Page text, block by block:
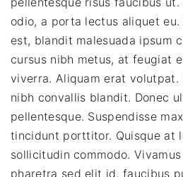
odio, a porta lectus aliquet
est, blandit malesuada ipsum
cursus nibh metus, at feugiat
viverra. Aliquam erat volutpat.
nibh convallis blandit. Donec
pellentesque. Suspendisse
tincidunt porttitor. Quisque at
sollicitudin commodo.
pharetra sed elit id, faucibus